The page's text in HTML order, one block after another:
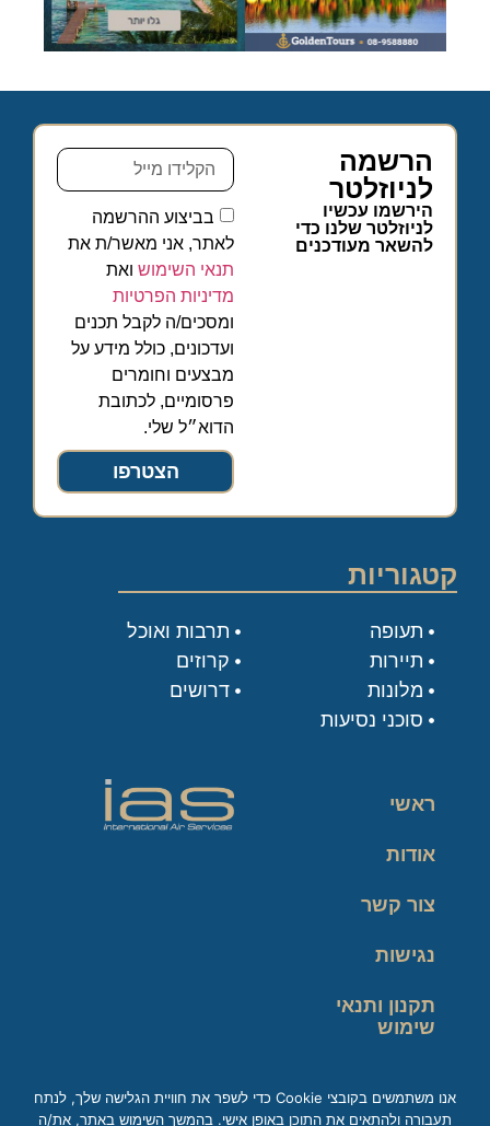
הרשמה
לניוזלטר
הירשמו עכשיו
לניוזלטר שלנו כדי
להשאר מעודכנים
בביצוע ההרשמה
לאתר, אני מאשר/ת את
תנאי השימוש ואת
מדיניות הפרטיות
ומסכים/ה לקבל תכנים
ועדכונים, כולל מידע על
מבצעים וחומרים
פרסומיים, לכתובת
הדוא״ל שלי.
הצטרפו
קטגוריות
תעופה
תיירות
מלונות
סוכני נסיעות
תרבות ואוכל
קרוזים
דרושים
ראשי
אודות
צור קשר
נגישות
תקנון ותנאי
שימוש
אנו משתמשים בקובצי Cookie כדי לשפר את חוויית הגלישה שלך, לנתח
תעבורה ולהתאים את התוכן באופן אישי. בהמשך השימוש באתר, את/ה